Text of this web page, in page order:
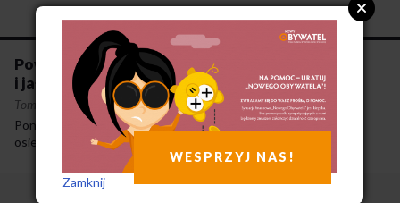
Powrót króla albo o szkodliwości betonozy
i jałowości prostej antybetonozy
Tomasz Drzazgowski·2-6-2021
Ponowne wzięcie odpowiedzialności za wieś, miasto, dzielnicę,
osiedle, sąsiedztwo przez suwerena.
WESPRZYJ NAS!
Zamknij